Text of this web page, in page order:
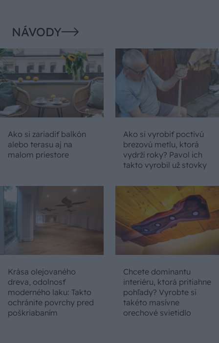
NÁVODY
Ako si zariadiť balkón
alebo terasu aj na
malom priestore
Ako si vyrobiť poctivú
brezovú metlu, ktorá
vydrží roky? Pavol ich
takto vyrobil už stovky
Krása olejovaného
dreva, odolnosť
moderného laku: Takto
ochránite povrchy pred
poškriabaním
Chcete dominantu
interiéru, ktorá pritiahne
pohľady? Vyrobte si
takéto masívne
orechové svietidlo